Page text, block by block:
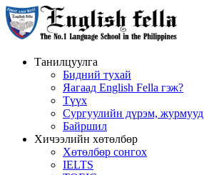
Танилцуулга
Бидний тухай
Яагаад English Fella гэж?
Түүх
Сургуулийн дүрэм, журмууд
Байршил
Хичээлийн хөтөлбөр
Хөтөлбөр сонгох
IELTS